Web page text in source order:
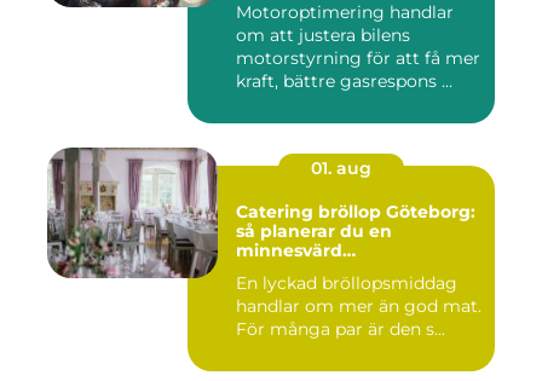
Motoroptimering handlar
om att justera bilens
motorstyrning för att få mer
kraft, bättre gasrespons ...
01. aug
Catering bröllop Göteborg:
så planerar du en
minnesvärd
En lyckad bröllopsmiddag
handlar om mer än god mat.
För många par är den s...